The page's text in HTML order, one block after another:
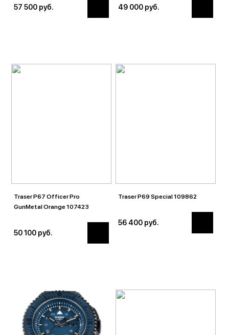
57 500 руб. 49 000 руб.
Traser P67 Officer Pro
GunMetal Orange 107423
50 100 руб.
Traser P69 Special 109862
56 400 руб.